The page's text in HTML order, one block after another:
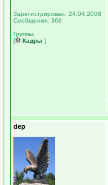
Зарегистрирован: 24.04.2008
Сообщения: 368
Группы:
[
Кадры ]
dep